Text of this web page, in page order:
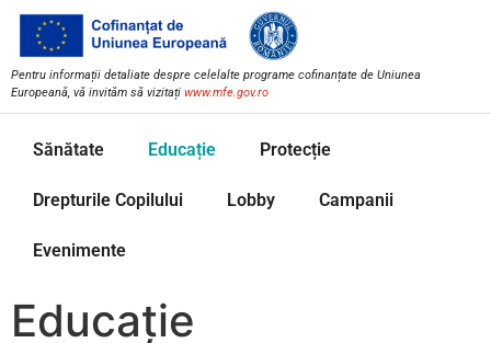
Pentru informații detaliate despre celelalte programe cofinanțate de Uniunea
Europeană, vă invităm să vizitați www.mfe.gov.ro
Sănătate Educație Protecție
Drepturile Copilului Lobby Campanii
Evenimente
Educație